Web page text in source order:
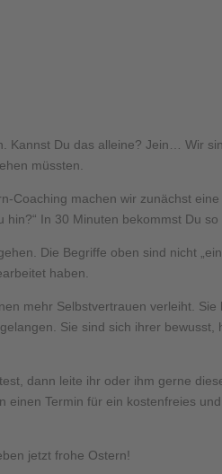
Kannst Du das alleine? Jein… Wir
müssten.
machen wir zunächst
In 30 Minuten bekommst Du
Die Begriffe oben sind nicht
haben.
mehr Selbstvertrauen verleiht.
Sie sind sich ihrer
dann leite ihr oder ihm gerne
Termin für ein kostenfreies
jetzt frohe Ostern!